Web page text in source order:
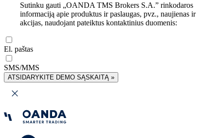
Sutinku gauti „OANDA TMS Brokers S.A.” rinkodaros
informaciją apie produktus ir paslaugas, pvz., naujienas ir
akcijas, naudojant pateiktus kontaktinius duomenis:
El. paštas
SMS/MMS
ATSIDARYKITE DEMO SĄSKAITĄ »